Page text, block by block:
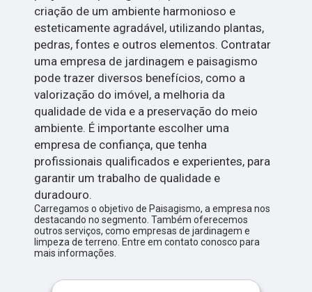
criação de um ambiente harmonioso e
esteticamente agradável, utilizando plantas,
pedras, fontes e outros elementos. Contratar
uma empresa de jardinagem e paisagismo
pode trazer diversos benefícios, como a
valorização do imóvel, a melhoria da
qualidade de vida e a preservação do meio
ambiente. É importante escolher uma
empresa de confiança, que tenha
profissionais qualificados e experientes, para
garantir um trabalho de qualidade e
duradouro.
Carregamos o objetivo de Paisagismo, a empresa nos
destacando no segmento. Também oferecemos
outros serviços, como empresas de jardinagem e
limpeza de terreno. Entre em contato conosco para
mais informações.